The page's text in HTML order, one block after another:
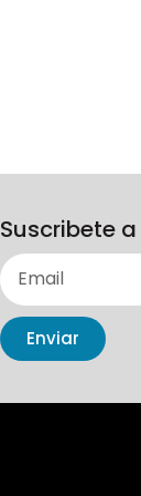
Suscribete
Enviar